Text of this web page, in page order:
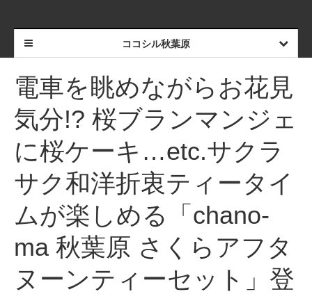
ココシル秋葉原
電車を眺めながらお花見
気分!? 桜ブランマンジェ
に桜ケーキ…etc.サクラ
サク和洋折衷ティータイ
ムが楽しめる「chano-
ma 秋葉原 さくらアフタ
ヌーンティーセット」登